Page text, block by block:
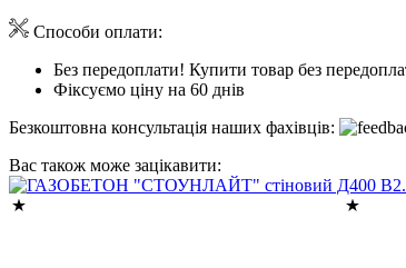
Способи оплати:
Без передоплати! Купити товар без
Фіксуємо ціну на 60 днів
Безкоштовна консультація наших фахівців:
Вас також може зацікавити: